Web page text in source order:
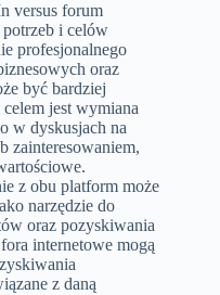
versus forum
i celów
profesjonalnego
oraz
być bardziej
jest wymiana
w dyskusjach na
zainteresowaniem,
z obu platform może
narzędzie do
oraz pozyskiwania
internetowe mogą
z daną